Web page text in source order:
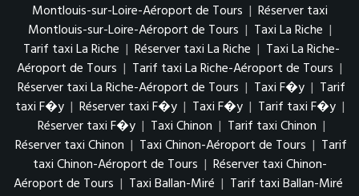
Montlouis-sur-Loire-Aéroport de Tours | Réserver taxi
Montlouis-sur-Loire-Aéroport de Tours | Taxi La Riche |
Tarif taxi La Riche | Réserver taxi La Riche | Taxi La Riche-
Aéroport de Tours | Tarif taxi La Riche-Aéroport de Tours |
Réserver taxi La Riche-Aéroport de Tours | Taxi F�y | Tarif
taxi F�y | Réserver taxi F�y | Taxi F�y | Tarif taxi F�y |
Réserver taxi F�y | Taxi Chinon | Tarif taxi Chinon |
Réserver taxi Chinon | Taxi Chinon-Aéroport de Tours | Tarif
taxi Chinon-Aéroport de Tours | Réserver taxi Chinon-
Aéroport de Tours | Taxi Ballan-Miré | Tarif taxi Ballan-Miré